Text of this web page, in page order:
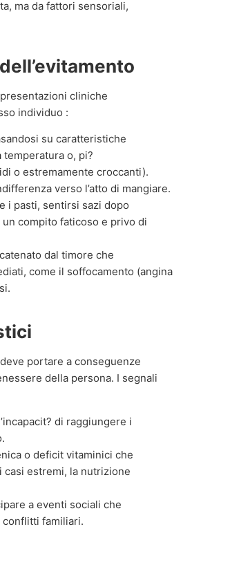
ma da fattori sensoriali,
cliniche
individuo :
su caratteristiche
o, pi?
o estremamente croccanti).
verso l’atto di mangiare.
i pasti, sentirsi sazi dopo
compito faticoso e privo di
dal timore che
come il soffocamento (angina
portare a conseguenze
della persona. I segnali
di raggiungere i
o deficit vitaminici che
casi estremi, la nutrizione
a eventi sociali che
conflitti familiari.